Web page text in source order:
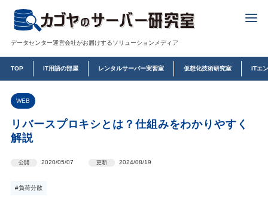
データセンター運営会社がお届けするソリューションメディア
TOP IT用語の部屋 レンタルサーバー実習室 仮想化技術研究室 ITエ
WEB
リバースプロキシとは？仕組みをわかりやすく
解説
公開 2020/05/07 更新 2024/08/19
#負荷分散